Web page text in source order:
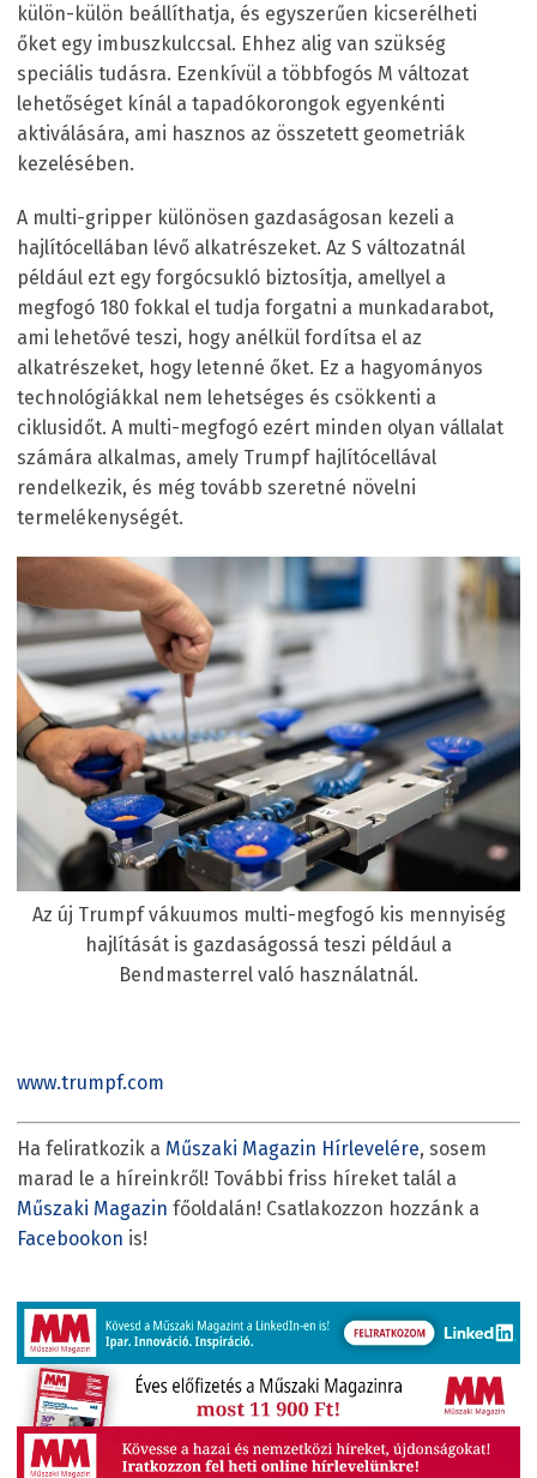
külön-külön beállíthatja, és egyszerűen kicserélheti
őket egy imbuszkulccsal. Ehhez alig van szükség
speciális tudásra. Ezenkívül a többfogós M változat
lehetőséget kínál a tapadókorongok egyenkénti
aktiválására, ami hasznos az összetett geometriák
kezelésében.
A multi-gripper különösen gazdaságosan kezeli a
hajlítócellában lévő alkatrészeket. Az S változatnál
például ezt egy forgócsukló biztosítja, amellyel a
megfogó 180 fokkal el tudja forgatni a munkadarabot,
ami lehetővé teszi, hogy anélkül fordítsa el az
alkatrészeket, hogy letenné őket. Ez a hagyományos
technológiákkal nem lehetséges és csökkenti a
ciklusidőt. A multi-megfogó ezért minden olyan vállalat
számára alkalmas, amely Trumpf hajlítócellával
rendelkezik, és még tovább szeretné növelni
termelékenységét.
Az új Trumpf vákuumos multi-megfogó kis mennyiség
hajlítását is gazdaságossá teszi például a
Bendmasterrel való használatnál.
www.trumpf.com
Ha feliratkozik a Műszaki Magazin Hírlevelére, sosem
marad le a híreinkről! További friss híreket talál a
Műszaki Magazin főoldalán! Csatlakozzon hozzánk a
Facebookon is!